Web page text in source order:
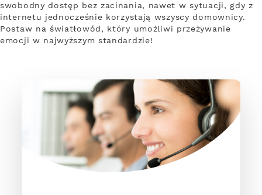
swobodny dostęp bez zacinania, nawet w sytuacji, gdy z
internetu jednocześnie korzystają wszyscy domownicy.
Postaw na światłowód, który umożliwi przeżywanie
emocji w najwyższym standardzie!